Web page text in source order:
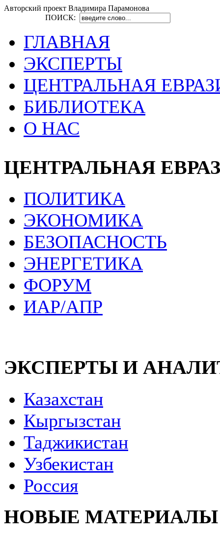
Авторский проект Владимира Парамонова
ПОИСК:
ГЛАВНАЯ
ЭКСПЕРТЫ
ЦЕНТРАЛЬНАЯ
БИБЛИОТЕКА
О НАС
ЦЕНТРАЛЬНАЯ
ПОЛИТИКА
ЭКОНОМИКА
БЕЗОПАСНОСТЬ
ЭНЕРГЕТИКА
ФОРУМ
ИАР/АПР
ЭКСПЕРТЫ И
Казахстан
Кыргызстан
Таджикистан
Узбекистан
Россия
НОВЫЕ МАТЕРИАЛЫ